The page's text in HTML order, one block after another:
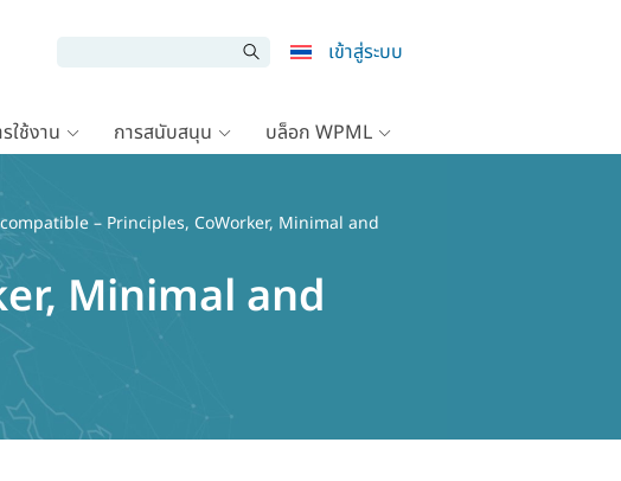
เข้าสู่ระบบ
ใช้งาน การสนับสนุน บล็อก WPML
– Principles, CoWorker, Minimal and
Minimal and